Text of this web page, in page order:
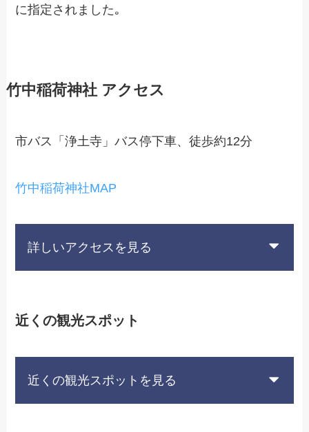
に指定されました｡
竹中稲荷神社 アクセス
市バス「浄土寺」バス停下車、徒歩約12分
竹中稲荷神社MAP
詳しいアクセスを見る
近くの観光スポット
近くの観光スポットを見る